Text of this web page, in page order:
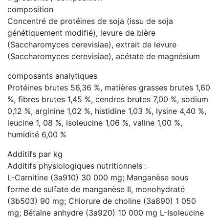
composition
Concentré de protéines de soja (issu de soja
génétiquement modifié), levure de bière
(Saccharomyces cerevisiae), extrait de levure
(Saccharomyces cerevisiae), acétate de magnésium
composants analytiques
Protéines brutes 56,36 %, matières grasses brutes 1,60
%, fibres brutes 1,45 %, cendres brutes 7,00 %, sodium
0,12 %, arginine 1,02 %, histidine 1,03 %, lysine 4,40 %,
leucine 1, 08 %, isoleucine 1,06 %, valine 1,00 %,
humidité 6,00 %
Additifs par kg
Additifs physiologiques nutritionnels :
L-Carnitine (3a910) 30 000 mg; Manganèse sous
forme de sulfate de manganèse II, monohydraté
(3b503) 90 mg; Chlorure de choline (3a890) 1 050
mg; Bétaïne anhydre (3a920) 10 000 mg L-Isoleucine